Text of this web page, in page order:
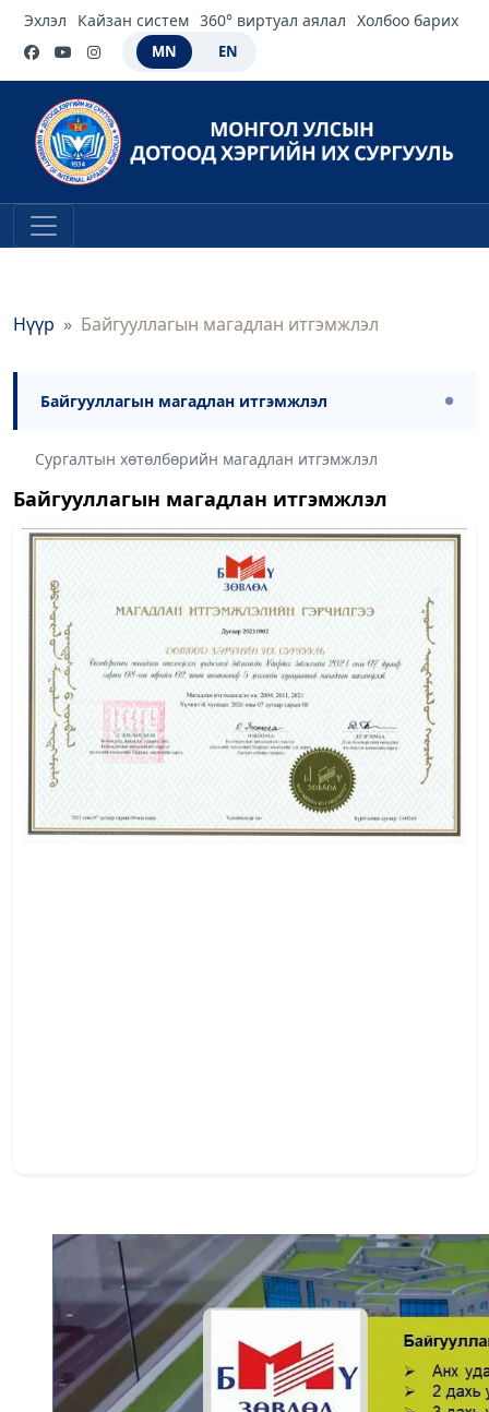
Эхлэл Кайзан систем 360° виртуал аялал Холбоо барих
MN EN
Нүүр Байгууллагын магадлан итгэмжлэл
Байгууллагын магадлан итгэмжлэл ●
Сургалтын хөтөлбөрийн магадлан итгэмжлэл
Байгууллагын магадлан итгэмжлэл